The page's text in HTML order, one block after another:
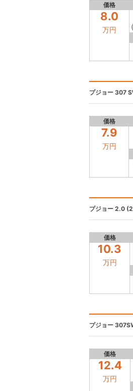
価格
8.0
万円
プジョー 307
価格
7.9
万円
プジョー 2.0
価格
10.3
万円
プジョー
価格
12.4
万円